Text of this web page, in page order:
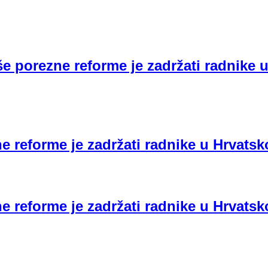
porezne reforme je zadržati radnike u
reforme je zadržati radnike u
reforme je zadržati radnike u